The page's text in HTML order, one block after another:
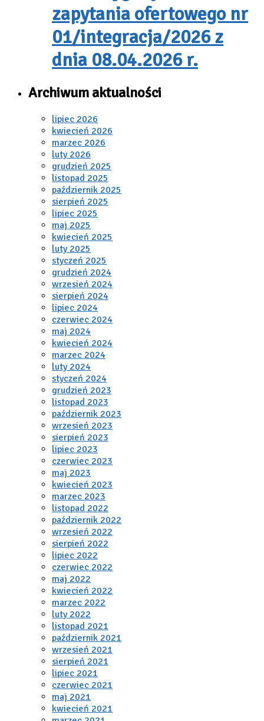
zapytania ofertowego nr
01/integracja/2026 z
dnia 08.04.2026 r.
Archiwum aktualności
lipiec 2026
kwiecień 2026
marzec 2026
luty 2026
grudzień 2025
listopad 2025
październik 2025
sierpień 2025
lipiec 2025
maj 2025
kwiecień 2025
luty 2025
styczeń 2025
grudzień 2024
wrzesień 2024
sierpień 2024
lipiec 2024
czerwiec 2024
maj 2024
kwiecień 2024
marzec 2024
luty 2024
styczeń 2024
grudzień 2023
listopad 2023
październik 2023
wrzesień 2023
sierpień 2023
lipiec 2023
czerwiec 2023
maj 2023
kwiecień 2023
marzec 2023
listopad 2022
październik 2022
wrzesień 2022
sierpień 2022
lipiec 2022
czerwiec 2022
maj 2022
kwiecień 2022
marzec 2022
luty 2022
listopad 2021
październik 2021
wrzesień 2021
sierpień 2021
lipiec 2021
czerwiec 2021
maj 2021
kwiecień 2021